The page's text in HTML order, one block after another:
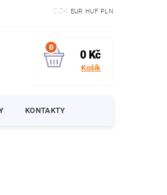
CZK EUR HUF PLN
0
0 Kč
Košík
KONTAKTY